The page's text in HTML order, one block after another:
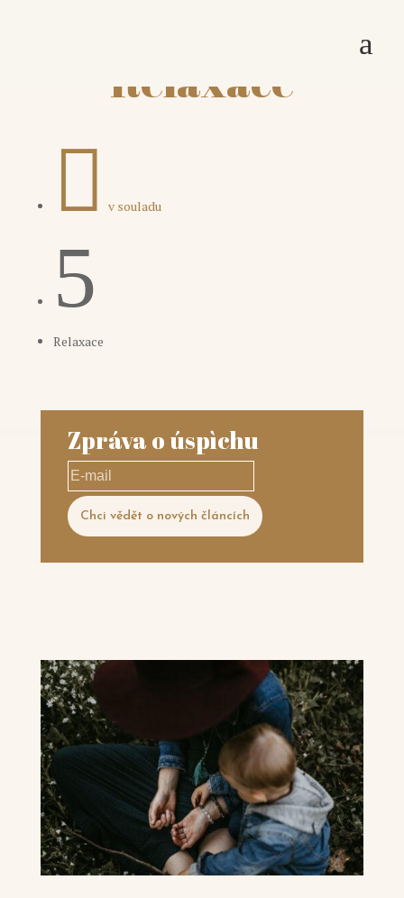
a
Relaxace
 v souladu
5
Relaxace
Zpráva o úspìchu
E-
mail
Chci vědět o nových článcích